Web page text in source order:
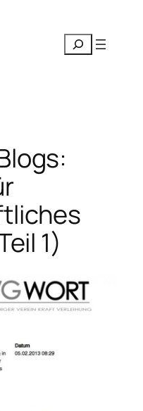
Suchen
1)